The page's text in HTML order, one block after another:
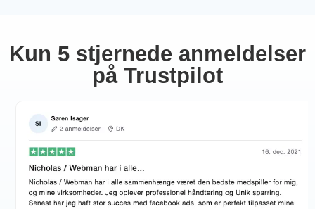
Kun 5 stjernede anmeldelser
på Trustpilot